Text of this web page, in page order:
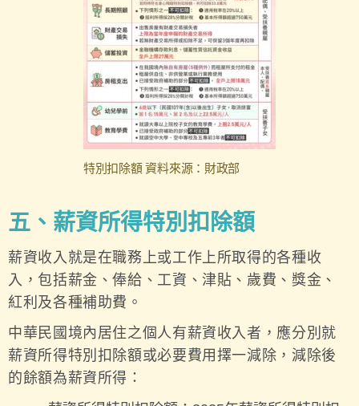
特別扣除額 資料來源：財政部
五、薪資所得特別扣除額
薪資收入就是在職務上或工作上所取得的各種收
入，包括薪金、俸給、工資、津貼、歲費、獎金、
紅利及各種補助費。
中華民國境內居住之個人有薪資收入者，應分別就
薪資所得特別扣除額或必要費用擇一減除，減除後
的餘額為薪資所得：